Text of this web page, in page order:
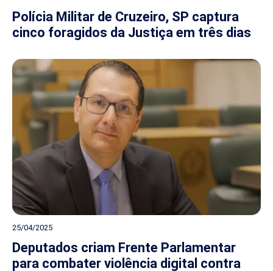
Polícia Militar de Cruzeiro, SP captura
cinco foragidos da Justiça em três dias
25/04/2025
Deputados criam Frente Parlamentar
para combater violência digital contra